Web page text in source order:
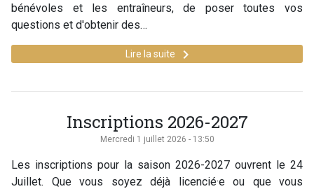
bénévoles et les entraîneurs, de poser toutes vos
questions et d'obtenir des…
Lire la suite keyboard_arrow_right
Inscriptions 2026-2027
Mercredi 1 juillet 2026 - 13:50
Les inscriptions pour la saison 2026-2027 ouvrent le 24
Juillet. Que vous soyez déjà licencié·e ou que vous